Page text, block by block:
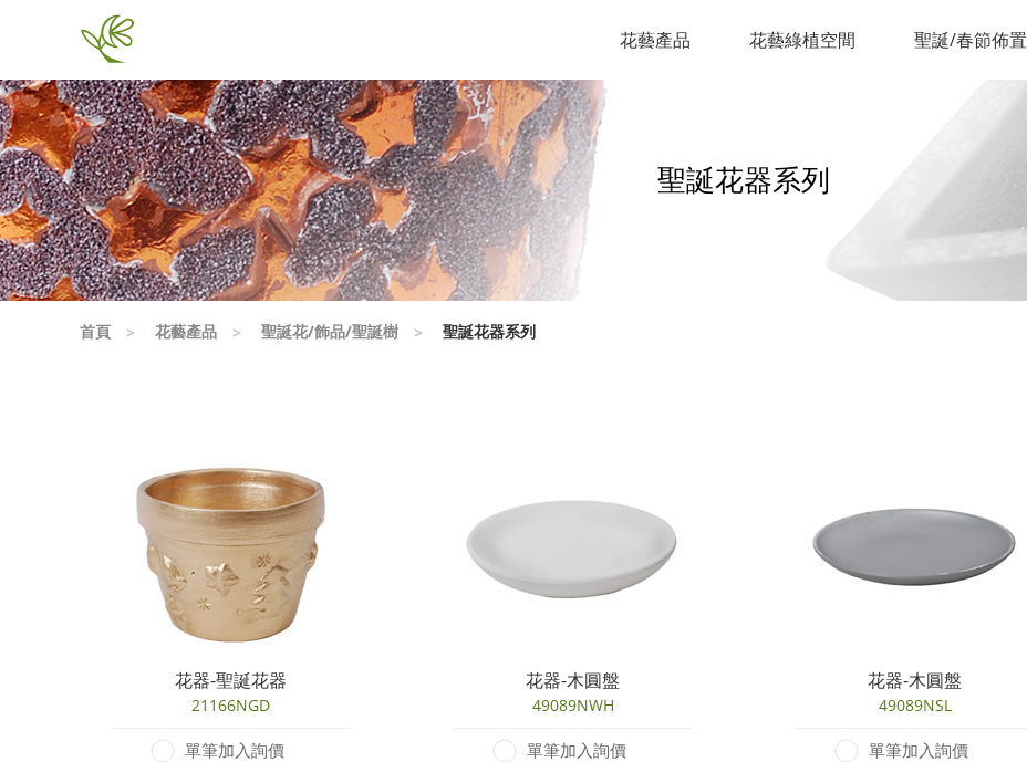
花藝產品 花藝綠植空間 聖誕/春節佈置
聖誕花器系列
首頁 花藝產品 聖誕花/飾品/聖誕樹 聖誕花器系列
花器-聖誕花器
21166NGD
單筆加入詢價
花器-木圓盤
49089NWH
單筆加入詢價
花器-木圓盤
49089NSL
單筆加入詢價